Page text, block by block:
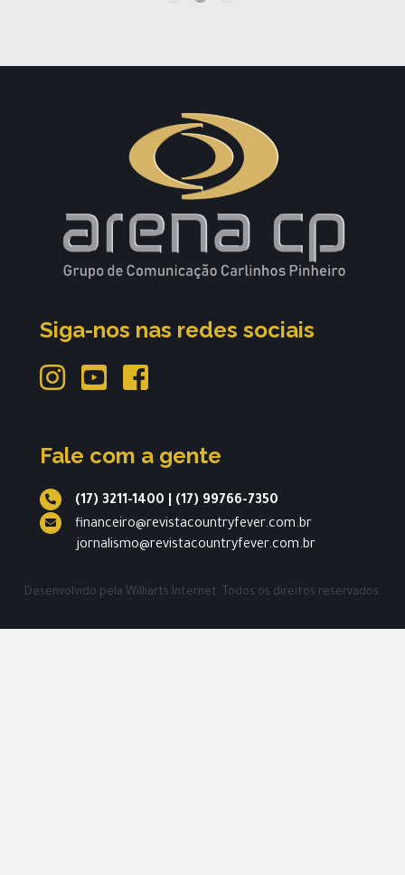
Siga-nos nas redes sociais
Fale com a gente
(17) 3211-1400
(17) 99766-7350
financeiro@revistacountryfever.com.br
jornalismo@revistacountryfever.com.br
Desenvolvido pela Williarts Internet. Todos os direitos reservados.